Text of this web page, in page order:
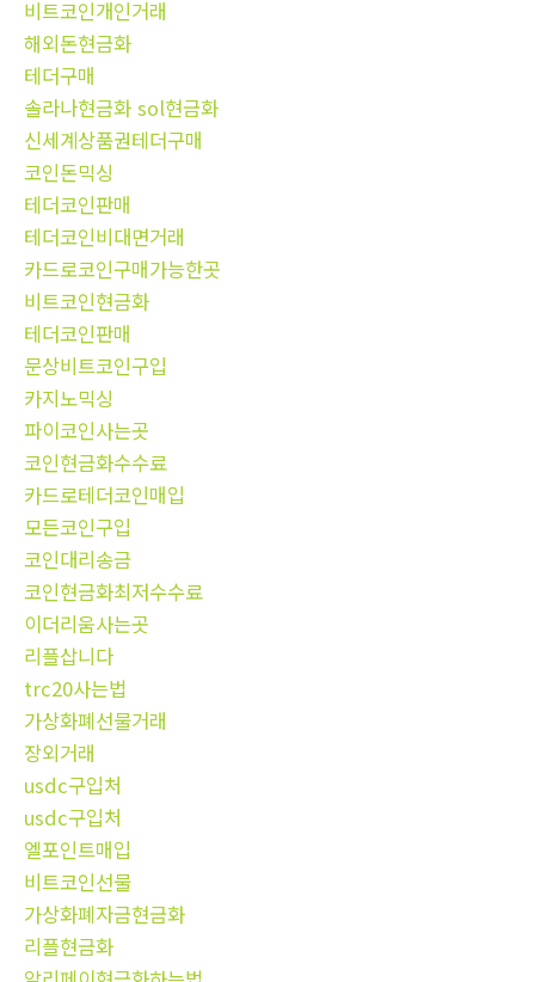
비트코인개인거래
해외돈현금화
테더구매
솔라나현금화 sol현금화
신세계상품권테더구매
코인돈믹싱
테더코인판매
테더코인비대면거래
카드로코인구매가능한곳
비트코인현금화
테더코인판매
문상비트코인구입
카지노믹싱
파이코인사는곳
코인현금화수수료
카드로테더코인매입
모든코인구입
코인대리송금
코인현금화최저수수료
이더리움사는곳
리플삽니다
trc20사는법
가상화폐선물거래
장외거래
usdc구입처
usdc구입처
엘포인트매입
비트코인선물
가상화폐자금현금화
리플현금화